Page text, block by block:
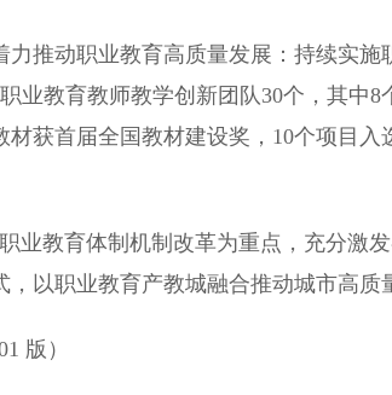
动职业教育高质量发展：持续实施
业教育教师教学创新团队30个，其中8
获首届全国教材建设奖，10个项目入
教育体制机制改革为重点，充分激发
以职业教育产教城融合推动城市高质
版）